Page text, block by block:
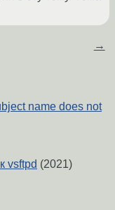
→
name does not
vsftpd (2021)